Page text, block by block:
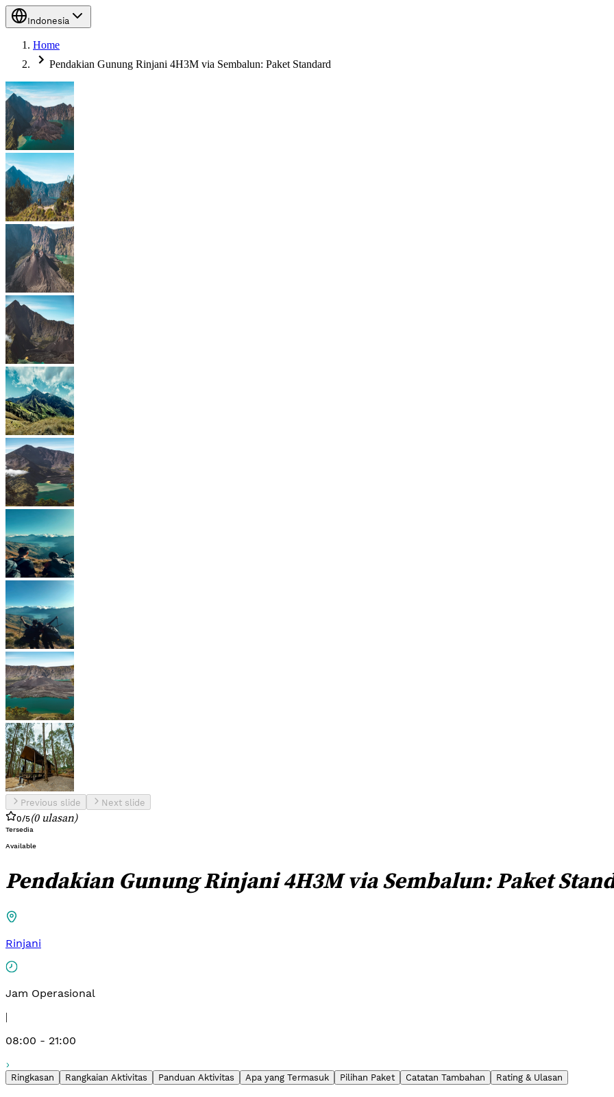
Indonesia
Home
Pendakian Gunung Rinjani 4H3M via Sembalun: Paket Standard
Previous slide Next slide
0/5(0 ulasan)
Tersedia
Available
Pendakian Gunung Rinjani 4H3M via Sembalun: Paket
Rinjani
Jam Operasional
|
08:00 - 21:00
Ringkasan Rangkaian Aktivitas Panduan Aktivitas Apa yang Termasuk Pilihan Paket Catatan Tambahan Rating & Ulasan